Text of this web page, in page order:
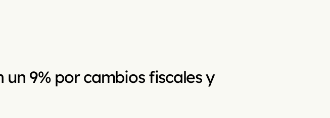
un 9% por cambios fiscales y